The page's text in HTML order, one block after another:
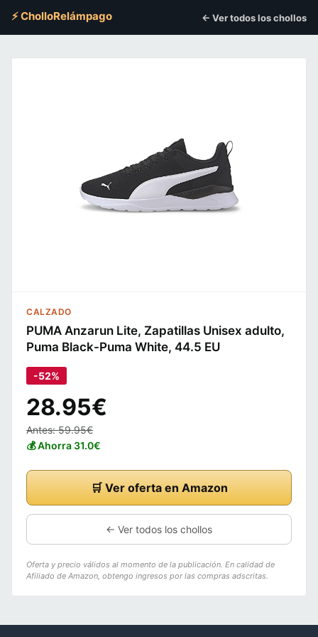
⚡ CholloRelámpago ← Ver todos los chollos
CALZADO
PUMA Anzarun Lite, Zapatillas Unisex adulto,
Puma Black-Puma White, 44.5 EU
-52%
28.95€
Antes: 59.95€
💰 Ahorra 31.0€
🛒 Ver oferta en Amazon
← Ver todos los chollos
Oferta y precio válidos al momento de la publicación. En calidad de
Afiliado de Amazon, obtengo ingresos por las compras adscritas.